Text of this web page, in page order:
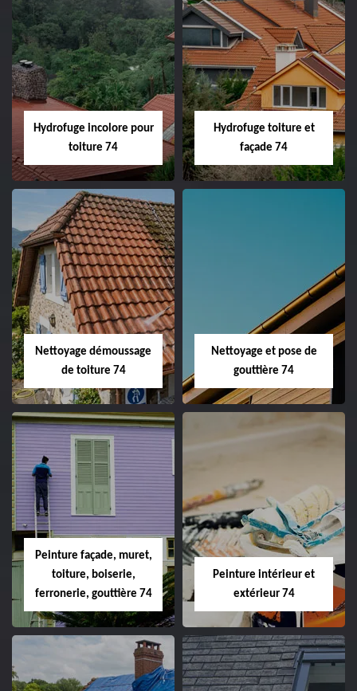
Hydrofuge incolore pour
toiture 74
Hydrofuge toiture et
façade 74
Nettoyage démoussage
de toiture 74
Nettoyage et pose de
gouttière 74
Peinture façade, muret,
toiture, boiserie,
ferronerie, gouttière 74
Peinture intérieur et
extérieur 74